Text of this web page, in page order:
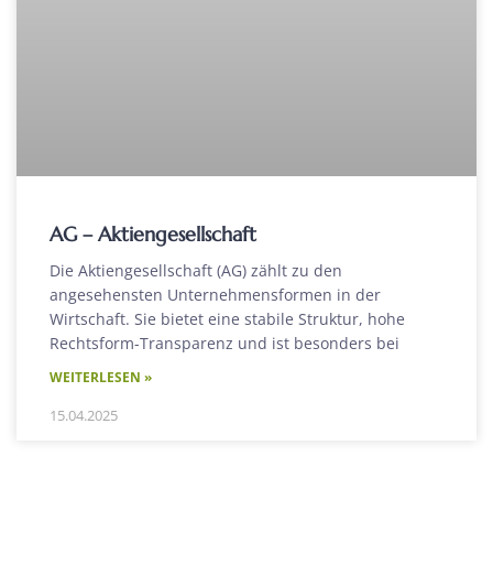
AG – Aktiengesellschaft
Die Aktiengesellschaft (AG) zählt zu den
angesehensten Unternehmensformen in der
Wirtschaft. Sie bietet eine stabile Struktur, hohe
Rechtsform-Transparenz und ist besonders bei
WEITERLESEN »
15.04.2025